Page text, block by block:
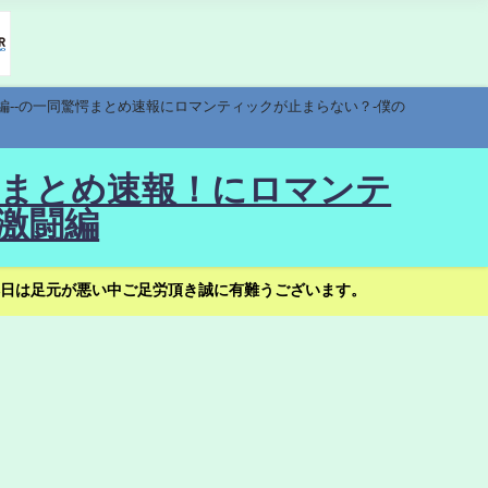
の一同驚愕まとめ速報にロマンティックが止まらない？-僕の
とめ速報！にロマンテ
闘編
足元が悪い中ご足労頂き誠に有難うございます。